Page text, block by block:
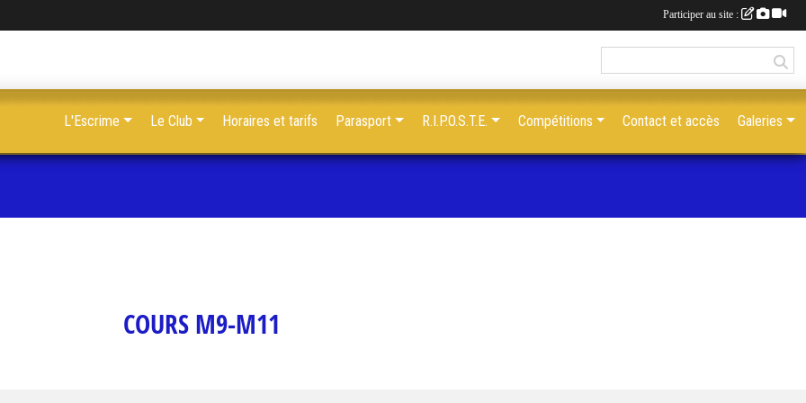
COURS M9-M11
L'Escrime Le Club Horaires et tarifs Parasport R.I.P.O.S.T.E. Compétitions Contact et accès Galeries
Participer au site :